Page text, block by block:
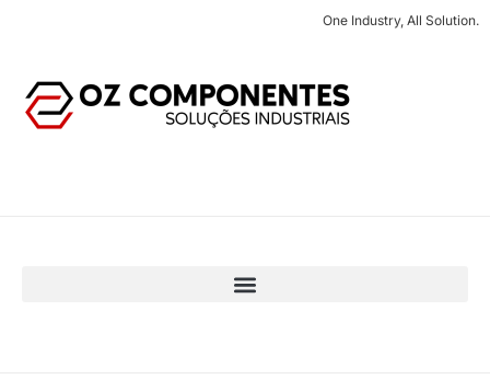
One Industry, All Solution.